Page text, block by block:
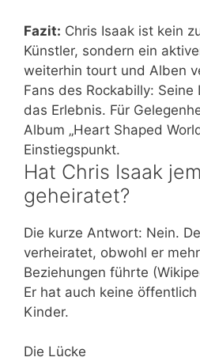
Fazit: Chris Isaak ist kein
Künstler, sondern ein
weiterhin tourt und Alben
Fans des Rockabilly:
das Erlebnis. Für
Album „Heart Shaped
Einstiegspunkt.
Hat Chris Isaak
geheiratet?
Die kurze Antwort: Nein.
verheiratet, obwohl er
Beziehungen führte
Er hat auch keine
Kinder.
Die Lücke